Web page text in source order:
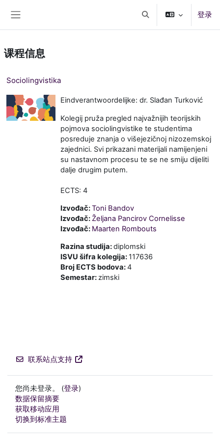
切换搜索输入 登录
课程信息
Sociolingvistika
Eindverantwoordelijke: dr. Slađan Turković
Kolegij pruža pregled najvažnijih teorijskih
pojmova sociolingvistike te studentima
posreduje znanja o višejezičnoj nizozemskoj
zajednici. Svi prikazani materijali namijenjeni
su nastavnom procesu te se ne smiju dijeliti
dalje drugim putem.
ECTS: 4
Izvođač:Toni Bandov
Izvođač: Željana Pancirov Cornelisse
Izvođač: Maarten Rombouts
Razina studija:diplomski
ISVU šifra kolegija: 117636
Broj ECTS bodova:4
Semestar:zimski
联系站点支持
您尚未登录。 (登录)
‎数据保留摘要‎
获取移动应用
切换到标准主题